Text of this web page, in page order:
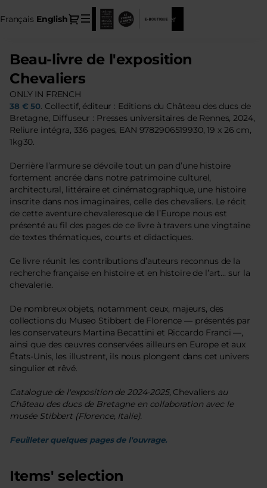
Français Current
English Dialog
Sign in Register
selection
l'exposition
Chevaliers]
Château
des
ducs
Bretagne
Beau-
de
l'exposition
Chevaliers
Beau-livre de l'exposition
Chevaliers
ONLY IN FRENCH
38 € 50 Collectif, éditeur : Editions du Château des ducs de
Bretagne, Diffuseur : Presses universitaires de Rennes, 2024,
Reliure intégra, 336 pages, EAN 9782906519930, 19 x 26 cm,
1kg30.
Derrière l’armure se dévoile tout un pan d’une histoire
fortement ancrée dans notre patrimoine culturel,
architectural, littéraire et cinématographique, une histoire
inscrite dans nos imaginaires, celle des chevaliers. Le récit
de cette aventure chevaleresque de l’Europe nous est
présenté au fil des pages de ce livre à travers une vingtaine
de textes thématiques, courts et didactiques.
Ce livre réunit les contributions d’auteurs reconnus de la
recherche française en histoire et en histoire de l’art... sur la
chevalerie.
De nombreux objets, notamment ceux, majeurs, des
collections du Museo Stibbert de Florence — présentés par
les conservateurs Martina Becattini et Riccardo Franci —,
ainsi que des œuvres conservées ailleurs en Europe et aux
États-Unis, les illustrent, ils nous plongent dans cet univers
singulier et rêvé.
Catalogue de l'exposition de 2024-2025, Chevaliers au
Château des ducs de Bretagne en collaboration avec le
musée Stibbert (Florence, Italie).
Feuilleter quelques pages de l'ouvrage.
Items' selection